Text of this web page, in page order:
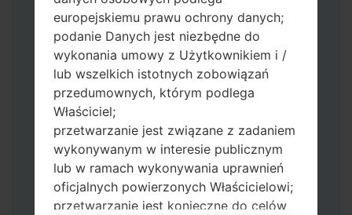
przycisk zwiększania głośności.
Następnie podłącz urządzenie do
komputera, Odin powinien wykryć
telefon, a na ekranie pojawi się numer
portu COM.
Podaj tylko czas przywracania ustawień
fabrycznych i automatycznego
ponownego uruchamiania.
Na koniec naciśnij klawisz Start. Twój
telefon uruchomi się ponownie i odłączy
się od komputera.
europejskiemu prawu ochrony danych;
podanie Danych jest niezbędne do
wykonania umowy z Użytkownikiem i /
lub wszelkich istotnych zobowiązań
przedumownych, którym podlega
Właściciel;
przetwarzanie jest związane z zadaniem
wykonywanym w interesie publicznym
lub w ramach wykonywania uprawnień
oficjalnych powierzonych Właścicielowi;
przetwarzanie jest konieczne do celów